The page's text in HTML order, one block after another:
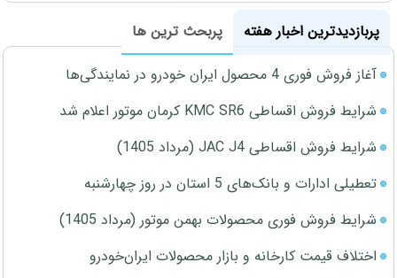
پربازدیدترین اخبار هفته
پربحث ترین ها
آغاز فروش فوری 4 محصول ایران خودرو در نمایندگی‌ها
شرایط فروش اقساطی KMC SR6 کرمان موتور اعلام شد
شرایط فروش اقساطی JAC J4 (مرداد 1405)
تعطیلی ادارات و بانک‌های 5 استان در روز چهارشنبه
شرایط فروش فوری محصولات بهمن موتور (مرداد 1405)
اختلاف قیمت کارخانه و بازار محصولات ایران‌خودرو